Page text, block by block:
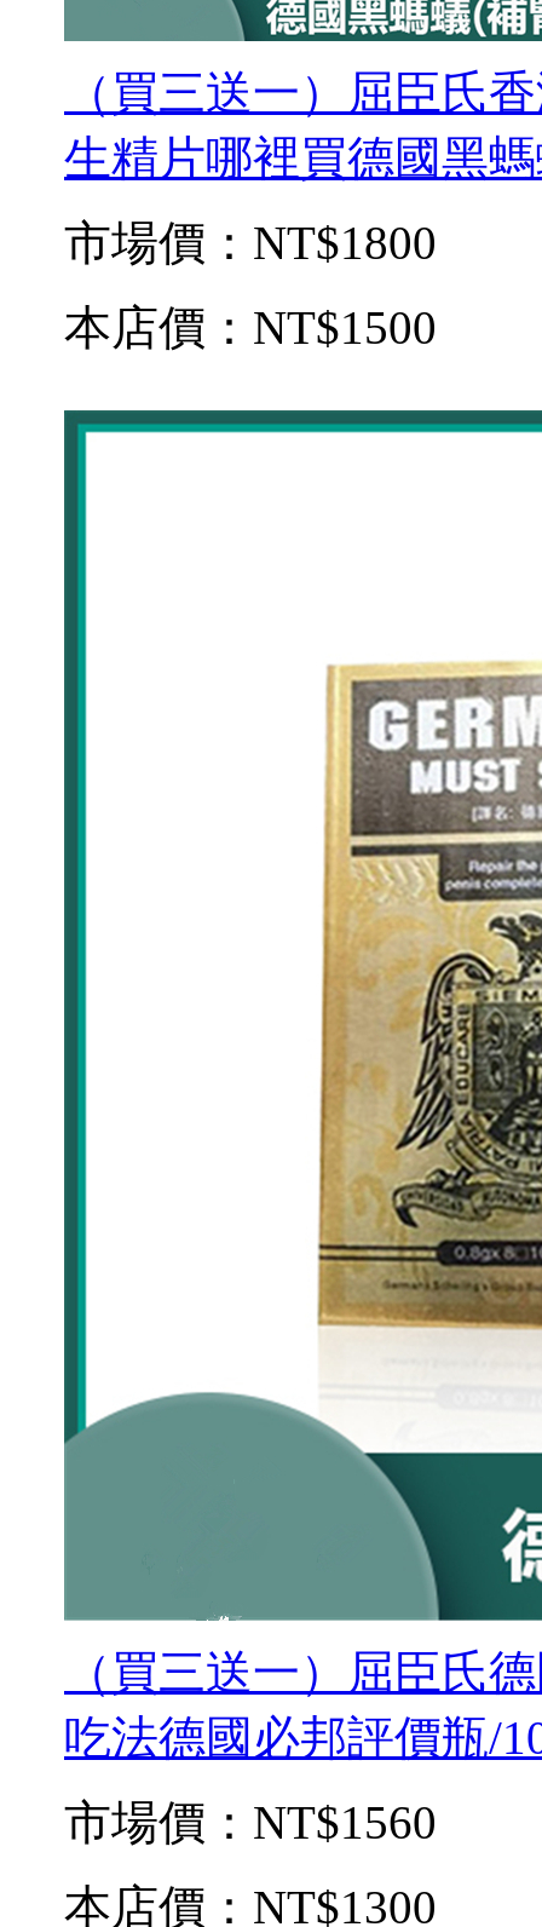
（買三送一）屈臣氏
生精片哪裡買德國黑
市場價： NT$1800
本店價： NT$1500
（買三送一）屈臣氏
吃法德國必邦評價瓶/
市場價： NT$1560
本店價： NT$1300